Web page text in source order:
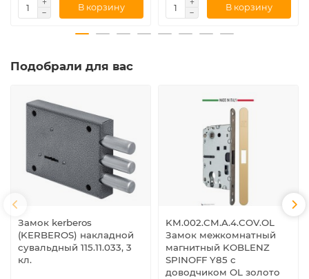
В корзину В корзину
Подобрали для вас
Замок kerberos
(KERBEROS) накладной
сувальдный 115.11.033, 3
кл.
KM.002.CM.A.4.COV.OL
Замок межкомнатный
магнитный KOBLENZ
SPINOFF Y85 с
доводчиком OL золото